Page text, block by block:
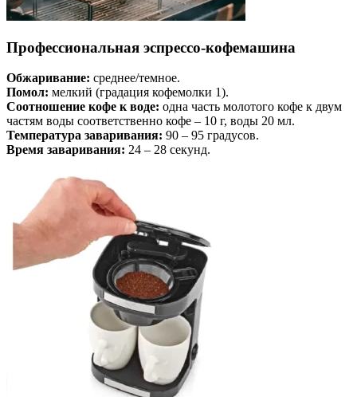
Профессиональная эспрессо-кофемашина
Обжаривание: среднее/темное.
Помол: мелкий (градация кофемолки 1).
Соотношение кофе к воде: одна часть молотого кофе к двум
частям воды соответственно кофе – 10 г, воды 20 мл.
Температура заваривания: 90 – 95 градусов.
Время заваривания: 24 – 28 секунд.